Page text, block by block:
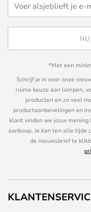
*Met een
Schrijf je in voor onze
ruime keuze aan lampen,
producten en zo veel
productaanbevelingen en
klant vinden we jouw mening
aankoop. Je kan ten alle tijde
de nieuwsbrief te